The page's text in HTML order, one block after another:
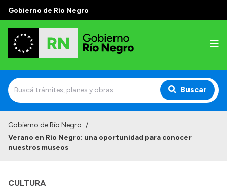
Gobierno de Río Negro
Buscar
Autoridades
Autoridades y Organismos
Gobierno de Río Negro /
Verano en Río Negro: una oportunidad para conocer
nuestros museos
CULTURA